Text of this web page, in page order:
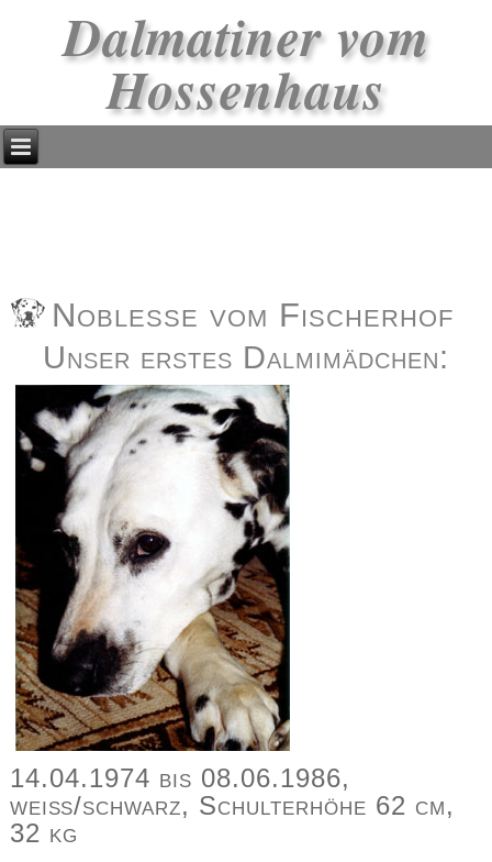
Dalmatiner vom
Hossenhaus
Noblesse vom Fischerhof
Unser erstes Dalmimädchen:
14.04.1974 bis 08.06.1986,
weiß/schwarz, Schulterhöhe 62 cm,
32 kg